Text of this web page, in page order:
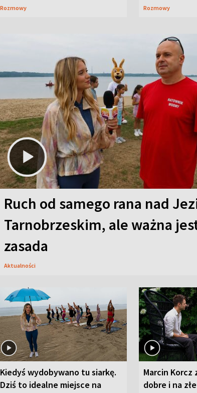
Rozmowy Rozmowy
Ruch od samego rana nad
Tarnobrzeskim, ale ważna
zasada
Aktualności
Kiedyś wydobywano tu siarkę.
Dziś to idealne miejsce na
Marcin Korcz
dobre i na